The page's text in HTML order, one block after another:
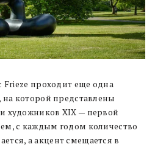
Frieze проходит еще одна
которой представлены
художников XIX — первой
с каждым годом количество
а акцент смещается в